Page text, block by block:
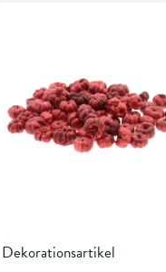
Dekorationsartikel